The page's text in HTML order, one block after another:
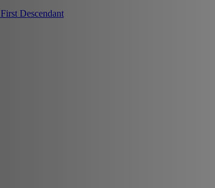
First Descendant